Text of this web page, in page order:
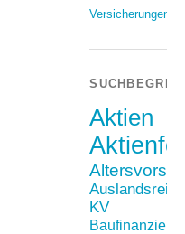
Versicherungen
Aktien
Auslandsreise
KV